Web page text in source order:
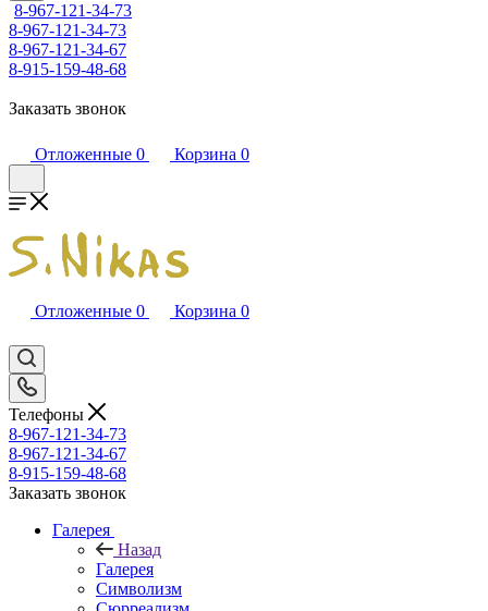
8-967-121-34-73
8-967-121-34-73
8-967-121-34-67
8-915-159-48-68
Заказать звонок
Отложенные 0 Корзина 0
Отложенные 0 Корзина 0
Телефоны
8-967-121-34-73
8-967-121-34-67
8-915-159-48-68
Заказать звонок
Галерея
Назад
Галерея
Символизм